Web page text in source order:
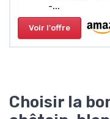
-...
Voir l'offre
Choisir la